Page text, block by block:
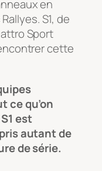
en
S1, de
Sport
cette
ce qu’on
est
autant de
de série.